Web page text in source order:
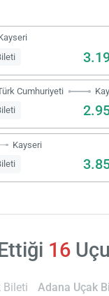
Cumhuriyeti
Kayseri
16
Bileti Adana Uçak